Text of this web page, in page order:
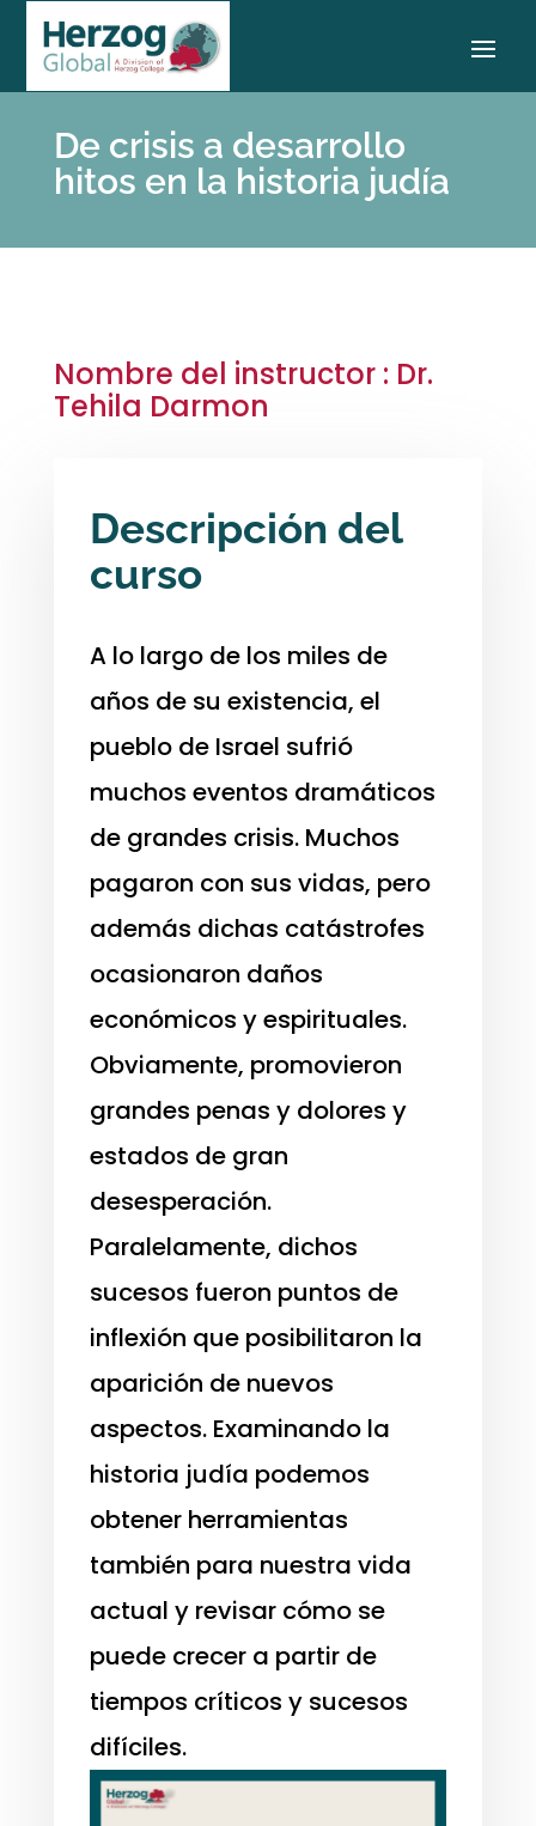
De crisis a desarrollo
hitos en la historia judía
Nombre del instructor : Dr.
Tehila Darmon
Descripción del
curso
A lo largo de los miles de
años de su existencia, el
pueblo de Israel sufrió
muchos eventos dramáticos
de grandes crisis. Muchos
pagaron con sus vidas, pero
además dichas catástrofes
ocasionaron daños
económicos y espirituales.
Obviamente, promovieron
grandes penas y dolores y
estados de gran
desesperación.
Paralelamente, dichos
sucesos fueron puntos de
inflexión que posibilitaron la
aparición de nuevos
aspectos. Examinando la
historia judía podemos
obtener herramientas
también para nuestra vida
actual y revisar cómo se
puede crecer a partir de
tiempos críticos y sucesos
difíciles.